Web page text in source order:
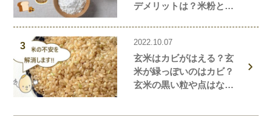
デメリットは？米粉と小
や米粉の簡単レシピもご
紹介！
3 2022.10.07
玄米はカビがはえる？玄
米が緑っぽいのはカビ？
玄米の黒い粒や点はな